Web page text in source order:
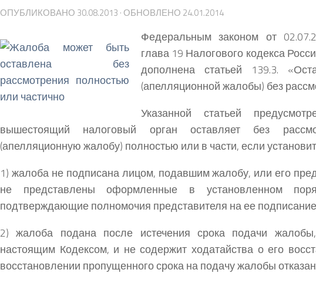
ОПУБЛИКОВАНО 30.08.2013 · ОБНОВЛЕНО 24.01.2014
Федеральным законом от
глава 19 Налогового кодекса
дополнена статьей 139.3.
(апелляционной жалобы) без
Указанной статьей
вышестоящий налоговый орган оставляет без
(апелляционную жалобу) полностью или в части, если
1) жалоба не подписана лицом, подавшим жалобу, или его
не представлены оформленные в установленном
подтверждающие полномочия представителя на ее
2) жалоба подана после истечения срока подачи жалобы,
настоящим Кодексом, и не содержит ходатайства о его
восстановлении пропущенного срока на подачу жалобы